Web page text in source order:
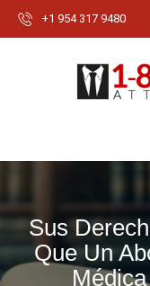
+1 954 317 9480
Sus
Que Un